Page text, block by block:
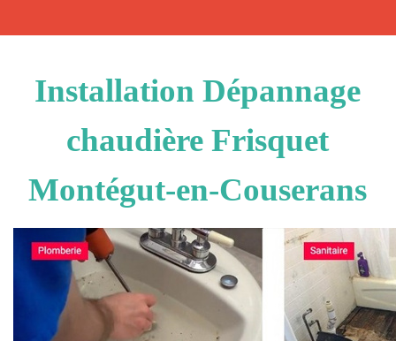
Installation Dépannage
chaudière Frisquet
Montégut-en-Couserans